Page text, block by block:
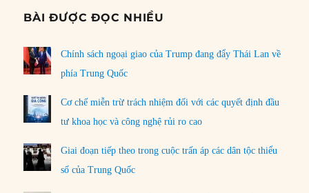
BÀI ĐƯỢC ĐỌC NHIỀU
Chính sách ngoại giao của Trump đang đẩy Thái Lan về
phía Trung Quốc
Cơ chế miễn trừ trách nhiệm đối với các quyết định đầu
tư khoa học và công nghệ rủi ro cao
Giai đoạn tiếp theo trong cuộc trấn áp các dân tộc thiểu
số của Trung Quốc